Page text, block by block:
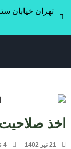
اخذ صلاحیت
21 تیر 1402 4 Comments